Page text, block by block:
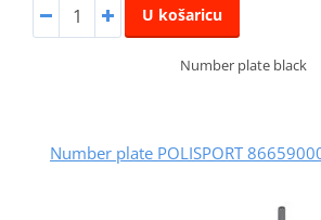
U košaricu
Number plate black
Number plate POLISPORT